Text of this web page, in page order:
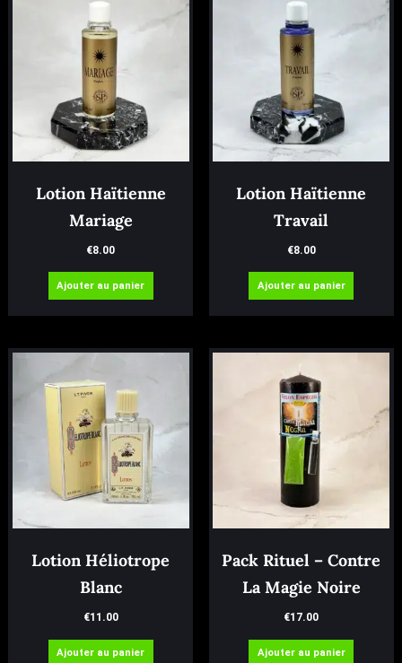
Lotion Haïtienne
Mariage
€8.00
Ajouter au panier
Lotion Haïtienne
Travail
€8.00
Ajouter au panier
Lotion Héliotrope
Blanc
€11.00
Ajouter au panier
Pack Rituel – Contre
La Magie Noire
€17.00
Ajouter au panier